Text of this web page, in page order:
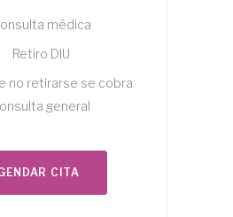
médica
Retiro DIU
no retirarse se cobra
general
CITA